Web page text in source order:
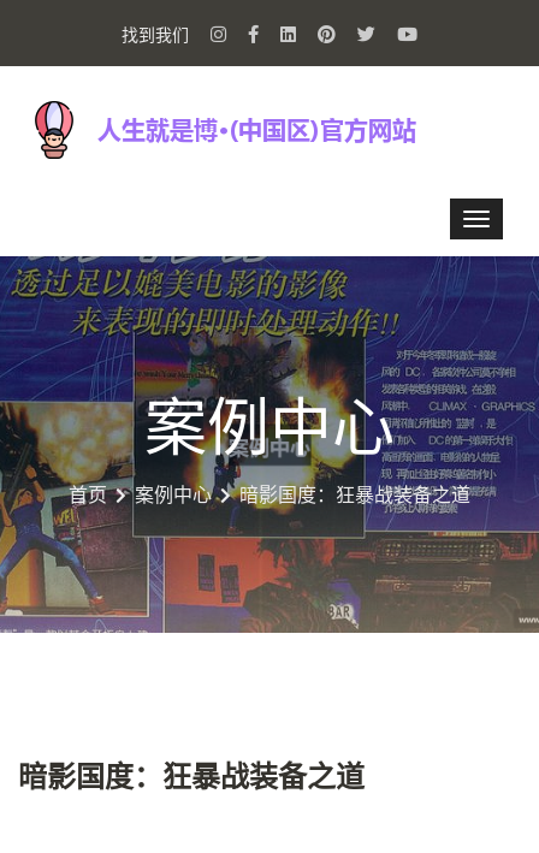
找到我们
案例中心
首页 案例中心 暗影国度：狂暴战装备之道
暗影国度：狂暴战装备之道